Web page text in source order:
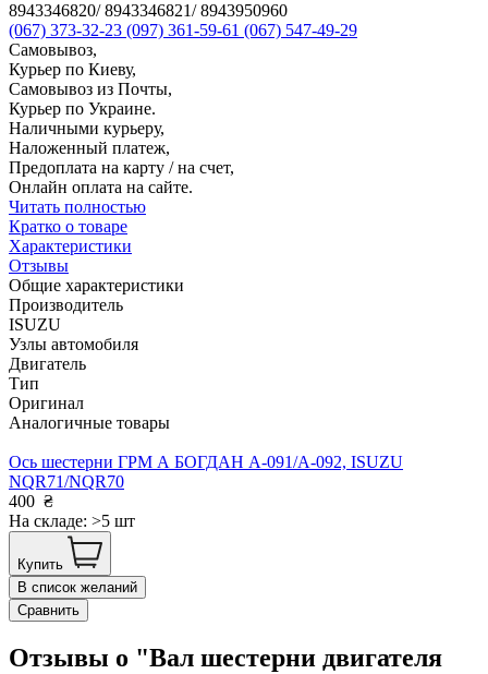
8943346820/ 8943346821/ 8943950960
(067) 373-32-23 (097) 361-59-61 (067) 547-49-29
Самовывоз,
Курьер по Киеву,
Самовывоз из Почты,
Курьер по Украине.
Наличными курьеру,
Наложенный платеж,
Предоплата на карту / на счет,
Онлайн оплата на сайте.
Читать полностью
Кратко о товаре
Характеристики
Отзывы
Общие характеристики
Производитель
ISUZU
Узлы автомобиля
Двигатель
Тип
Оригинал
Аналогичные товары
Ось шестерни ГРМ А БОГДАН А-091/А-092, ISUZU
NQR71/NQR70
400 ₴
На складе: >5 шт
Купить
В список желаний
Сравнить
Отзывы о "Вал шестерни двигателя